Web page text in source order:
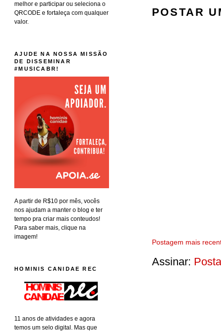
POSTAR
Postagem mais
Assinar:
melhor e participar ou seleciona o
QRCODE e fortaleça com qualquer
valor.
AJUDE NA NOSSA MISSÃO
DE DISSEMINAR
#MUSICABR!
A partir de R$10 por mês, vocês
nos ajudam a manter o blog e ter
tempo pra criar mais conteudos!
Para saber mais, clique na
imagem!
HOMINIS CANIDAE REC
11 anos de atividades e agora
temos um selo digital. Mas que